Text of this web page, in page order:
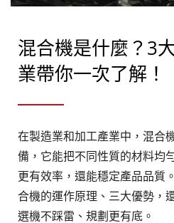
混合機是什麼？3
業帶你一次了解！
在製造業和加工產業中，混合
備，它能把不同性質的材料均
更有效率，還能穩定產品品質
合機的運作原理、三大優勢，
選機不踩雷、規劃更有底。